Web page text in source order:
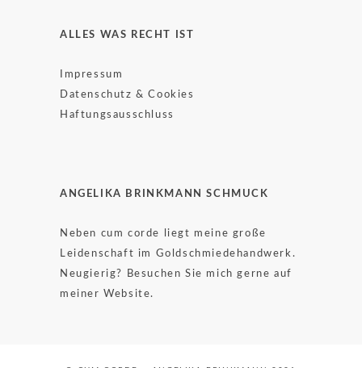
ALLES WAS RECHT IST
Impressum
Datenschutz & Cookies
Haftungsausschluss
ANGELIKA BRINKMANN SCHMUCK
Neben cum corde liegt meine große
Leidenschaft im Goldschmiedehandwerk.
Neugierig? Besuchen Sie mich gerne auf
meiner Website.